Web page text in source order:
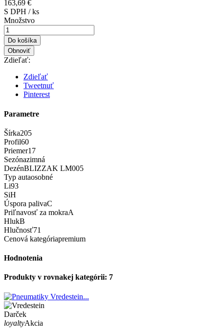
163,69 €
S DPH / ks
Množstvo
Do košíka
Zdieľať:
Zdieľať
Tweetnuť
Pinterest
Parametre
Šírka205
Profil60
Priemer17
Sezónazimná
DezénBLIZZAK LM005
Typ autaosobné
Li93
SiH
Úspora palivaC
Priľnavosť za mokraA
HlukB
Hlučnosť71
Cenová kategóriapremium
Hodnotenia
Produkty v rovnakej kategórii: 7
Darček
loyaltyAkcia